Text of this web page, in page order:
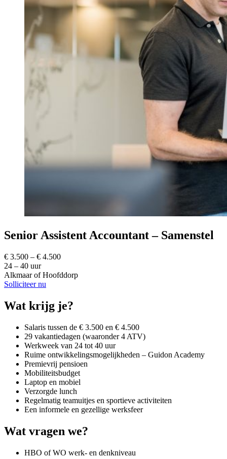
Senior Assistent Accountant – Samenstel
€ 3.500 – € 4.500
24 – 40 uur
Alkmaar of Hoofddorp
Solliciteer nu
Wat krijg je?
Salaris tussen de € 3.500 en € 4.500
29 vakantiedagen (waaronder 4 ATV)
Werkweek van 24 tot 40 uur
Ruime ontwikkelingsmogelijkheden – Guidon Academy
Premievrij pensioen
Mobiliteitsbudget
Laptop en mobiel
Verzorgde lunch
Regelmatig teamuitjes en sportieve activiteiten
Een informele en gezellige werksfeer
Wat vragen we?
HBO of WO werk- en denkniveau